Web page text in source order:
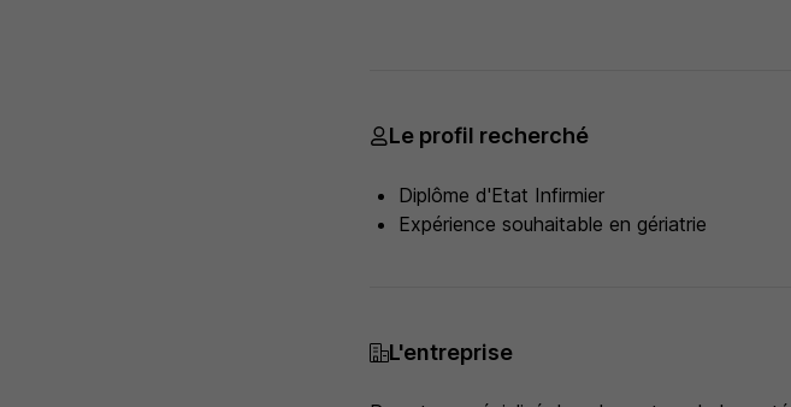
Le profil recherché
Diplôme d'Etat Infirmier
Expérience souhaitable en gériatrie
L'entreprise